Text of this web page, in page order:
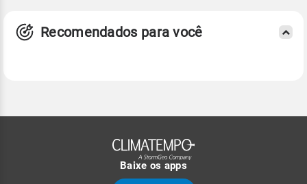
Recomendados para você
Baixe os apps